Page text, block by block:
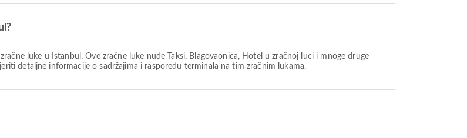
luke u Istanbul. Ove zračne luke nude Taksi, Blagovaonica, Hotel u zračnoj luci i mnoge druge
detaljne informacije o sadržajima i rasporedu terminala na tim zračnim lukama.